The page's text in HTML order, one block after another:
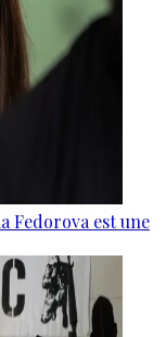
Fedorova est une